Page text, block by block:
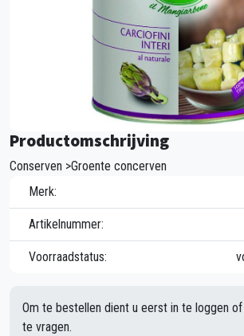
Productomschrijving
Conserven >Groente concerven
Merk:
Artikelnummer:
Voorraadstatus:
Om te bestellen dient u eerst in te loggen
te vragen.